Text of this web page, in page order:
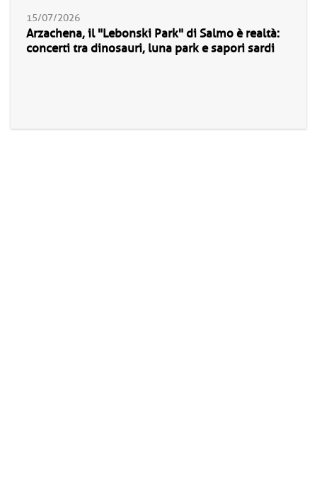
15/07/2026
Arzachena, il "Lebonski Park" di Salmo è realtà:
concerti tra dinosauri, luna park e sapori sardi